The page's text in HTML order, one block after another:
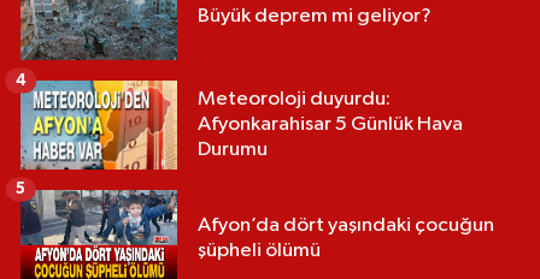
Büyük deprem mi geliyor?
Meteoroloji duyurdu:
Afyonkarahisar 5 Günlük Hava
Durumu
4
Afyon’da dört yaşındaki çocuğun
şüpheli ölümü
5